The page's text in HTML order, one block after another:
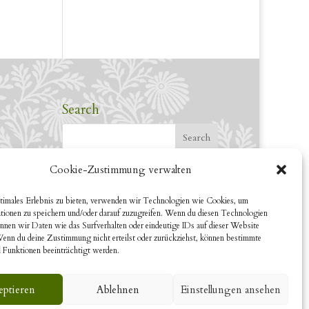
Cookie-Zustimmung verwalten
Erlebnis zu bieten, verwenden wir Technologien wie Cookies, um
zu speichern und/oder darauf zuzugreifen. Wenn du diesen Technologien
wir Daten wie das Surfverhalten oder eindeutige IDs auf dieser Website
du deine Zustimmung nicht erteilst oder zurückziehst, können bestimmte
Funktionen beeinträchtigt werden.
Ablehnen Einstellungen ansehen
Search